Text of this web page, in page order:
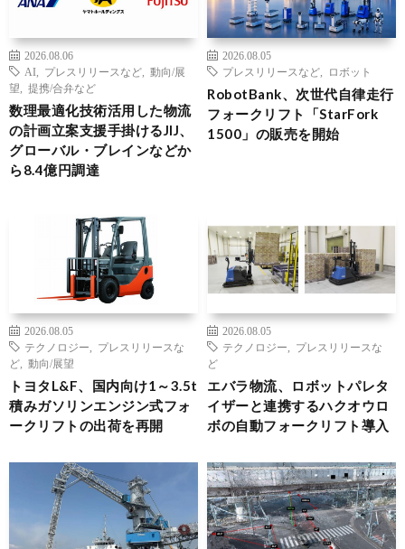
2026.08.06
AI
プレスリリースなど
動向/展
望
提携/合弁など
数理最適化技術活用した物流
の計画立案支援手掛けるJIJ、
グローバル・ブレインなどか
ら8.4億円調達
2026.08.05
プレスリリースなど
ロボット
RobotBank、次世代自律走行
フォークリフト「StarFork
1500」の販売を開始
2026.08.05
テクノロジー
プレスリリースな
ど
動向/展望
トヨタL&F、国内向け1～3.5t
積みガソリンエンジン式フォ
ークリフトの出荷を再開
2026.08.05
テクノロジー
プレスリリースな
ど
エバラ物流、ロボットパレタ
イザーと連携するハクオウロ
ボの自動フォークリフト導入